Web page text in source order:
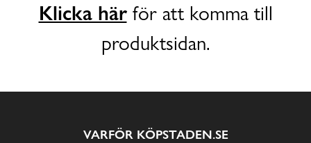
Klicka härför att komma till
produktsidan.
VARFÖR KÖPSTADEN.SE